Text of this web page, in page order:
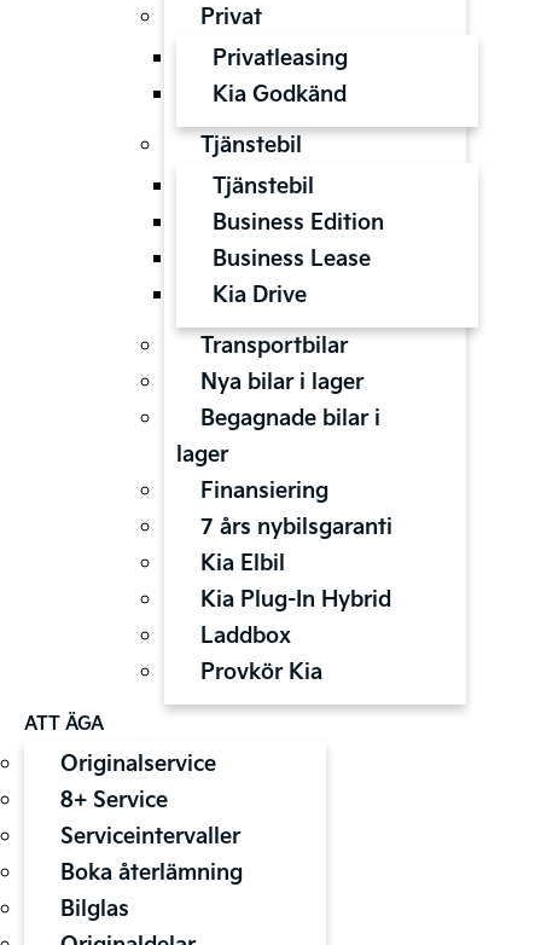
Privat
Privatleasing
Kia Godkänd
Tjänstebil
Tjänstebil
Business Edition
Business Lease
Kia Drive
Transportbilar
Nya bilar i lager
Begagnade bilar i
lager
Finansiering
7 års nybilsgaranti
Kia Elbil
Kia Plug-In Hybrid
Laddbox
Provkör Kia
ATT ÄGA
Originalservice
8+ Service
Serviceintervaller
Boka återlämning
Bilglas